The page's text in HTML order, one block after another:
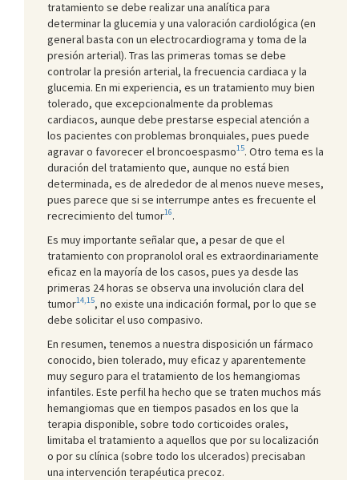
tratamiento se debe realizar una analítica para
determinar la glucemia y una valoración cardiológica (en
general basta con un electrocardiograma y toma de la
presión arterial). Tras las primeras tomas se debe
controlar la presión arterial, la frecuencia cardiaca y la
glucemia. En mi experiencia, es un tratamiento muy bien
tolerado, que excepcionalmente da problemas
cardiacos, aunque debe prestarse especial atención a
los pacientes con problemas bronquiales, pues puede
agravar o favorecer el broncoespasmo15. Otro tema es la
duración del tratamiento que, aunque no está bien
determinada, es de alrededor de al menos nueve meses,
pues parece que si se interrumpe antes es frecuente el
recrecimiento del tumor16.
Es muy importante señalar que, a pesar de que el
tratamiento con propranolol oral es extraordinariamente
eficaz en la mayoría de los casos, pues ya desde las
primeras 24 horas se observa una involución clara del
tumor14,15, no existe una indicación formal, por lo que se
debe solicitar el uso compasivo.
En resumen, tenemos a nuestra disposición un fármaco
conocido, bien tolerado, muy eficaz y aparentemente
muy seguro para el tratamiento de los hemangiomas
infantiles. Este perfil ha hecho que se traten muchos más
hemangiomas que en tiempos pasados en los que la
terapia disponible, sobre todo corticoides orales,
limitaba el tratamiento a aquellos que por su localización
o por su clínica (sobre todo los ulcerados) precisaban
una intervención terapéutica precoz.